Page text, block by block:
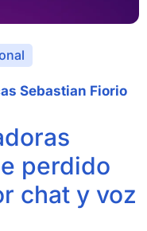
Sebastian Fiorio
perdido
chat y voz